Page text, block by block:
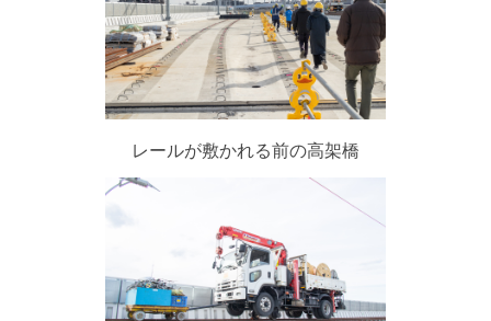
レールが敷かれる前の高架橋